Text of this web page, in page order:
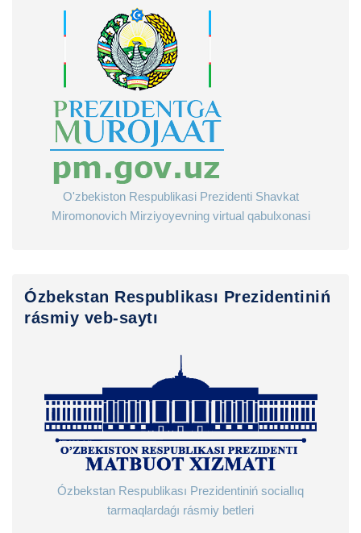
O'zbekiston Respublikasi Prezidenti Shavkat
Miromonovich Mirziyoyevning virtual qabulxonasi
Ózbekstan Respublikası Prezidentiniń
rásmiy veb-saytı
Ózbekstan Respublikası Prezidentiniń sociallıq
tarmaqlardaǵı rásmiy betleri